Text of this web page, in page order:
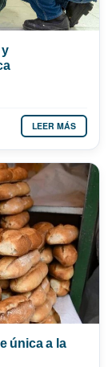
LEER MÁS
única a la